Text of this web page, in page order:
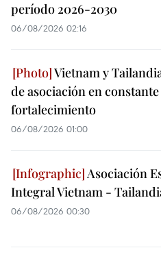
período 2026-2030
06/08/2026 02:16
Vietnam y
de asociación en constante
fortalecimiento
06/08/2026 01:00
Asociación
Integral Vietnam -
06/08/2026 00:30